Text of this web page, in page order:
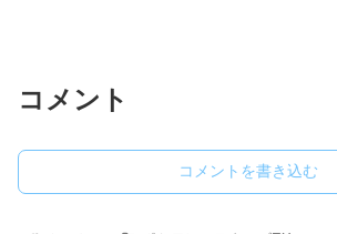
コメント
コメントを書き込む